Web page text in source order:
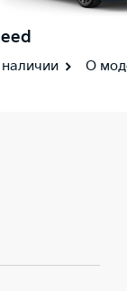
О